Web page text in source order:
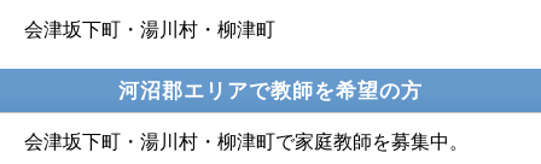
会津坂下町・湯川村・柳津町
河沼郡エリアで教師を希望の方
会津坂下町・湯川村・柳津町で家庭教師を募集中。